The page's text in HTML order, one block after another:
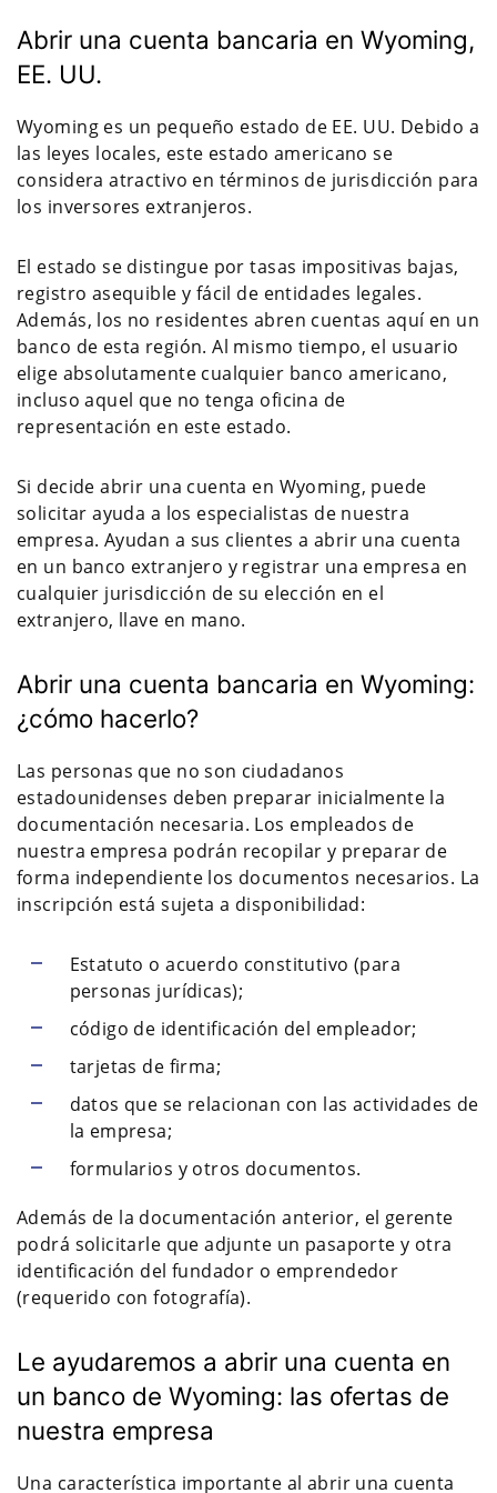
Abrir una cuenta bancaria en Wyoming,
EE. UU.
Wyoming es un pequeño estado de EE. UU. Debido a
las leyes locales, este estado americano se
considera atractivo en términos de jurisdicción para
los inversores extranjeros.
El estado se distingue por tasas impositivas bajas,
registro asequible y fácil de entidades legales.
Además, los no residentes abren cuentas aquí en un
banco de esta región. Al mismo tiempo, el usuario
elige absolutamente cualquier banco americano,
incluso aquel que no tenga oficina de
representación en este estado.
Si decide abrir una cuenta en Wyoming, puede
solicitar ayuda a los especialistas de nuestra
empresa. Ayudan a sus clientes a abrir una cuenta
en un banco extranjero y registrar una empresa en
cualquier jurisdicción de su elección en el
extranjero, llave en mano.
Abrir una cuenta bancaria en Wyoming:
¿cómo hacerlo?
Las personas que no son ciudadanos
estadounidenses deben preparar inicialmente la
documentación necesaria. Los empleados de
nuestra empresa podrán recopilar y preparar de
forma independiente los documentos necesarios. La
inscripción está sujeta a disponibilidad:
Estatuto o acuerdo constitutivo (para
personas jurídicas);
código de identificación del empleador;
tarjetas de firma;
datos que se relacionan con las actividades de
la empresa;
formularios y otros documentos.
Además de la documentación anterior, el gerente
podrá solicitarle que adjunte un pasaporte y otra
identificación del fundador o emprendedor
(requerido con fotografía).
Le ayudaremos a abrir una cuenta en
un banco de Wyoming: las ofertas de
nuestra empresa
Una característica importante al abrir una cuenta